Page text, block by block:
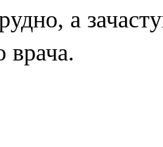
а
врача.